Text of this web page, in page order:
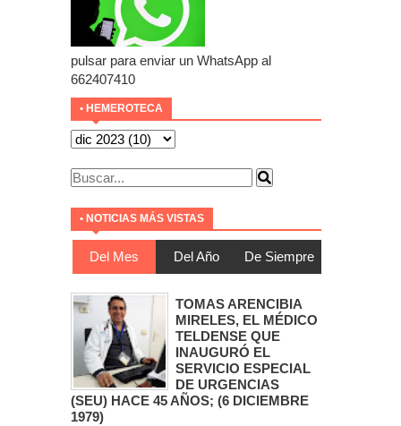
pulsar para enviar un WhatsApp al
662407410
• HEMEROTECA
• NOTICIAS MÁS VISTAS
Del Mes Del Año De Siempre
TOMAS ARENCIBIA
MIRELES, EL MÉDICO
TELDENSE QUE
INAUGURÓ EL
SERVICIO ESPECIAL
DE URGENCIAS
(SEU) HACE 45 AÑOS; (6 DICIEMBRE
1979)